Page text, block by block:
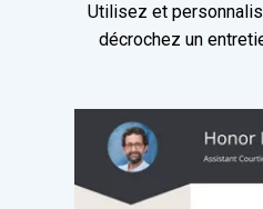
Utilisez et
décrochez un